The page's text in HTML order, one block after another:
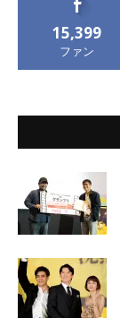
15,399
ファン